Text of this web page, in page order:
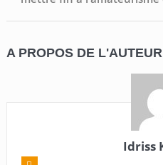
A PROPOS DE L'AUTEUR
Idriss